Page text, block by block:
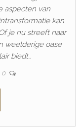
aspecten van
kan
je nu streeft naar
weelderige oase
biedt…
0